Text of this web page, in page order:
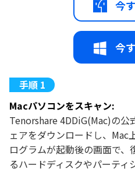
今
今
Macパソコンをスキャン:
Tenorshare 4DDiG(Mac)の公
ェアをダウンロードし、Mac
ログラムが起動後の画面で
るハードディスクやパーティ